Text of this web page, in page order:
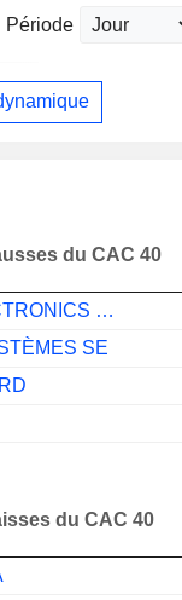
Période
du CAC 40
STMICROELECTRONICS N.V.
SE
du CAC 40